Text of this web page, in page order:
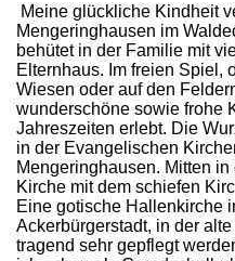
Meine glückliche Kindheit
Mengeringhausen im
behütet in der Familie mit
Elternhaus. Im freien Spiel,
Wiesen oder auf den
wunderschöne sowie frohe
Jahreszeiten erlebt. Die
in der Evangelischen
Mengeringhausen. Mitten
Kirche mit dem schiefen
Eine gotische Hallenkirche
Ackerbürgerstadt, in der
tragend sehr gepflegt